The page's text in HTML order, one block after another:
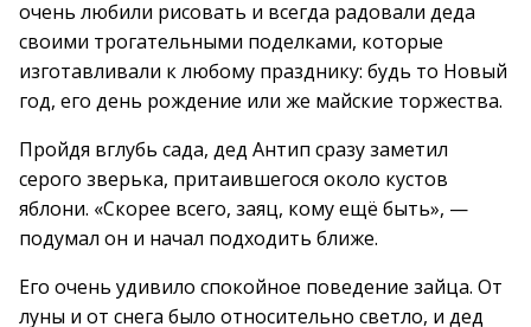
очень любили рисовать и всегда радовали деда
своими трогательными поделками, которые
изготавливали к любому празднику: будь то Новый
год, его день рождение или же майские торжества.
Пройдя вглубь сада, дед Антип сразу заметил
серого зверька, притаившегося около кустов
яблони. «Скорее всего, заяц, кому ещё быть», —
подумал он и начал подходить ближе.
Его очень удивило спокойное поведение зайца. От
луны и от снега было относительно светло, и дед